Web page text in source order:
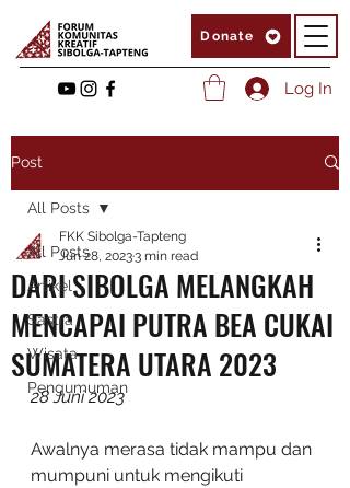
Donate
Log In
Post
All Posts
Artikel
Sastra
Wisata
Pengumuman
All Posts
DARI SIBOLGA MELANGKAH
MENCAPAI PUTRA BEA CUKAI
SUMATERA UTARA 2023
FKK Sibolga-Tapteng
Jun 28, 20233 min read
28 Juni 2023
Awalnya merasa tidak mampu dan
mumpuni untuk mengikuti